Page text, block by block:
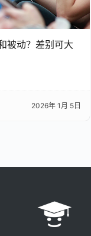
被动？差别可大
2026年 1月 5日